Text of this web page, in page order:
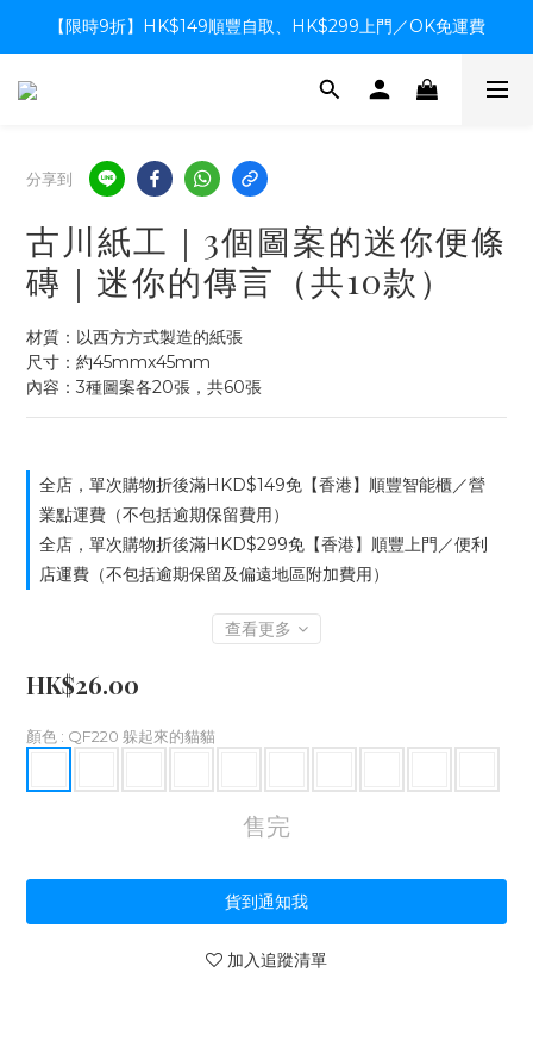
【限時9折】HK$149順豐自取、HK$299上門／OK免運費
【限時9折】HK$149順豐自取、HK$299上門／OK免運費
支付系統升級中，暫停信用卡支付至8月中，造成不便感謝諒解
分享到
古川紙工｜3個圖案的迷你便條
磚｜迷你的傳言（共10款）
材質：以西方方式製造的紙張
尺寸：約45mmx45mm
內容：3種圖案各20張，共60張
全店，單次購物折後滿HKD$149免【香港】順豐智能櫃／營
業點運費（不包括逾期保留費用）
全店，單次購物折後滿HKD$299免【香港】順豐上門／便利
店運費（不包括逾期保留及偏遠地區附加費用）
查看更多
HK$26.00
顏色 : QF220 躲起來的貓貓
售完
貨到通知我
加入追蹤清單